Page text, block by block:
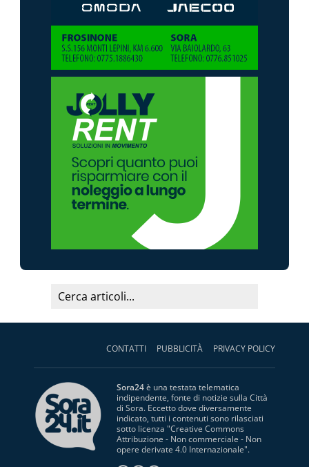
CONTATTI PUBBLICITÀ PRIVACY POLICY
Sora24è una testata telematica
indipendente, fonte di notizie sulla Città
di Sora. Eccetto dove diversamente
indicato, tutti i contenuti sono rilasciati
sotto licenza "Creative Commons
Attribuzione - Non commerciale - Non
opere derivate 4.0 Internazionale".